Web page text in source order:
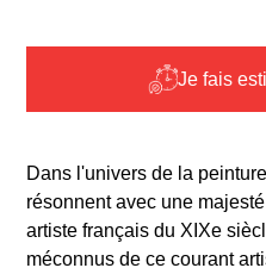
Je fais
Dans l'univers de la
résonnent avec une
artiste français du XIXe
méconnus de ce courant